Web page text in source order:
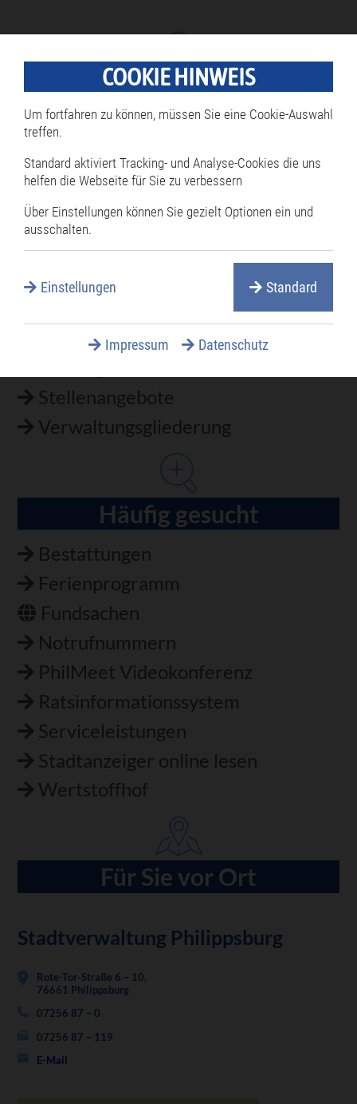
Rathaus
Navigation
überspringen
Bürgermeister
Öffnungszeiten
Termine online reservieren
Mitarbeiterverzeichnis
Öffentliche Ausschreibungen
Öffentliche Bekanntmachungen
Services A-Z
Stellenangebote
Verwaltungsgliederung
Häufig gesucht
Bestattungen
Ferienprogramm
Fundsachen
Notrufnummern
PhilMeet Videokonferenz
Ratsinformationssystem
Serviceleistungen
Stadtanzeiger online lesen
Wertstoffhof
Für Sie vor Ort
Stadtverwaltung Philippsburg
Rote-Tor-Straße 6 – 10,
76661 Philippsburg
07256 87 – 0
07256 87 – 119
E-Mail
COOKIE HINWEIS
Um fortfahren zu können, müssen Sie eine Cookie-Auswahl
treffen.
Standard aktiviert Tracking- und Analyse-Cookies die uns
helfen die Webseite für Sie zu verbessern
Über Einstellungen können Sie gezielt Optionen ein und
ausschalten.
Einstellungen Standard
Impressum Datenschutz